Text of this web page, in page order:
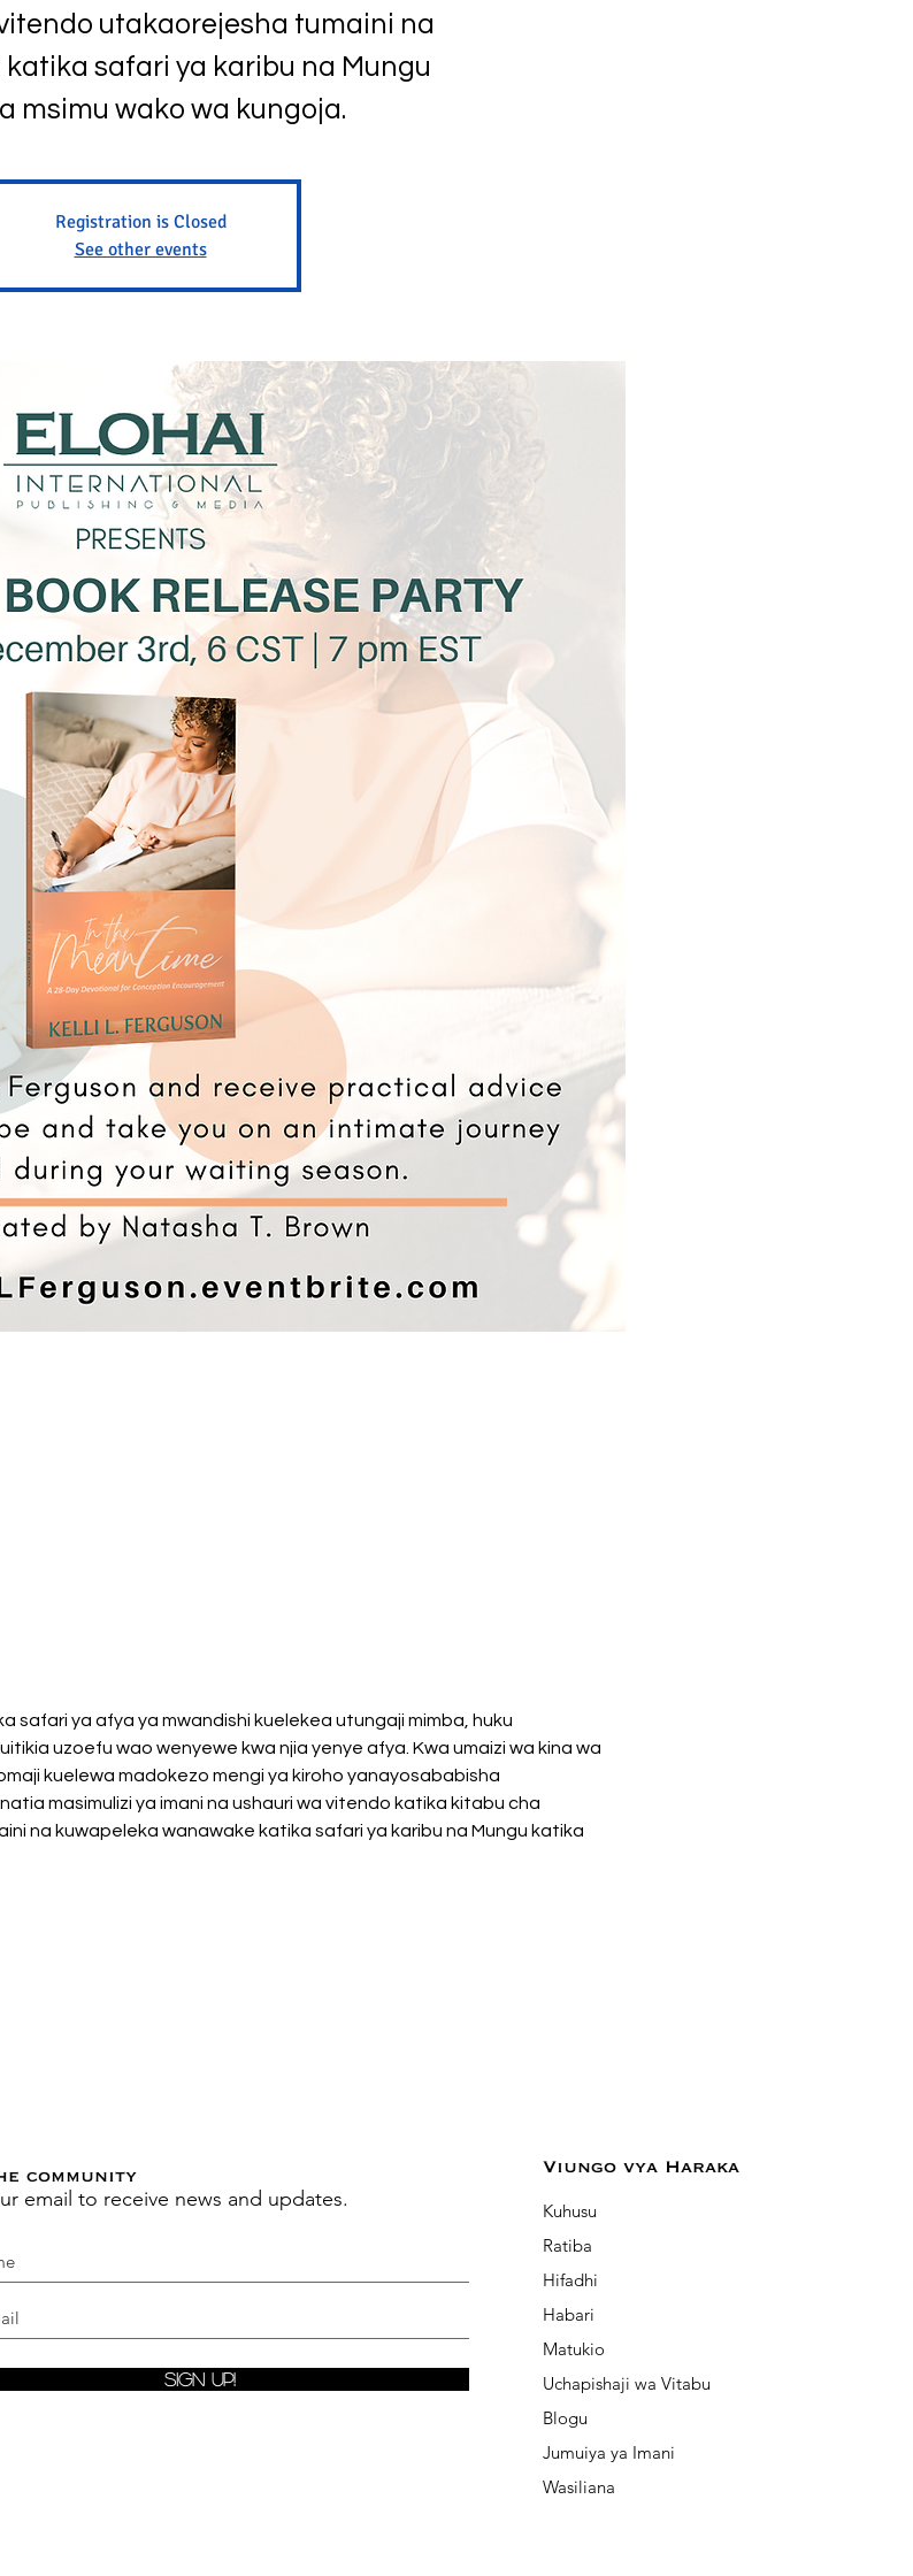
utakaorejesha tumaini na
katika safari ya karibu na Mungu
msimu wako wa kungoja.
Registration is Closed
See other events
safari ya afya ya mwandishi kuelekea utungaji mimba, huku
uzoefu wao wenyewe kwa njia yenye afya. Kwa umaizi wa kina wa
kuelewa madokezo mengi ya kiroho yanayosababisha
masimulizi ya imani na ushauri wa vitendo katika kitabu cha
na kuwapeleka wanawake katika safari ya karibu na Mungu katika
community
email to receive news and updates.
Sign Up!
Viungo vya Haraka
Kuhusu
Ratiba
Hifadhi
Habari
Matukio
Uchapishaji wa Vitabu
Blogu
Jumuiya ya Imani
Wasiliana